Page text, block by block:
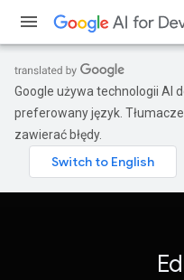
Google używa technologii AI
preferowany język.
zawierać błędy.